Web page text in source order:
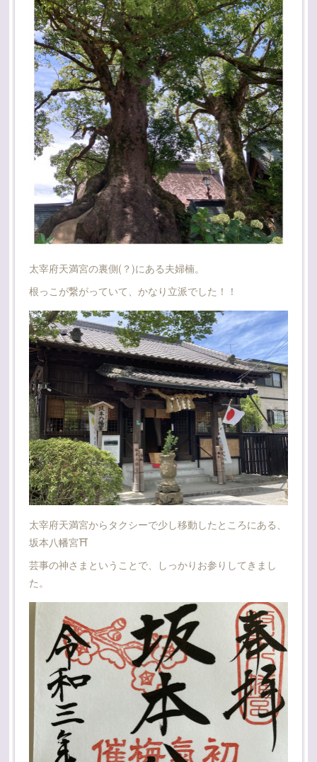
太宰府天満宮の裏側(？)にある夫婦楠。
根っこが繋がっていて、かなり立派でした！！
太宰府天満宮からタクシーで少し移動したところにある、
坂本八幡宮⛩
芸事の神さまということで、しっかりお参りしてきまし
た。